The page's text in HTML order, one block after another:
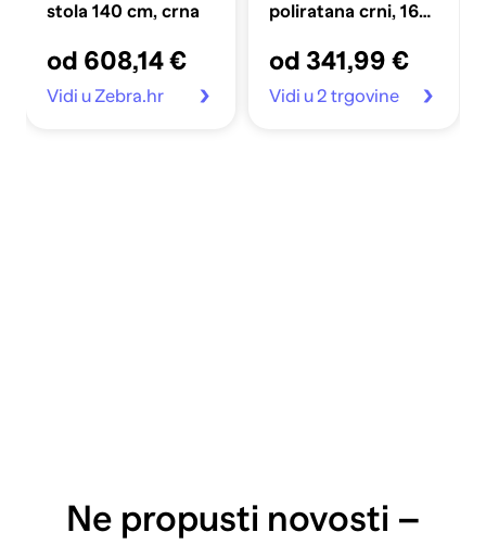
stola 140 cm, crna
od 608,14 €
Vidi u Zebra.hr
poliratana crni, 160
od 341,99 €
Vidi u 2 trgovine
Ne propusti novosti –